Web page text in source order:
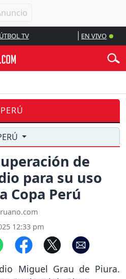
TV EN VIVO
PERÚ
de
para su uso
Copa Perú
12:33 pm